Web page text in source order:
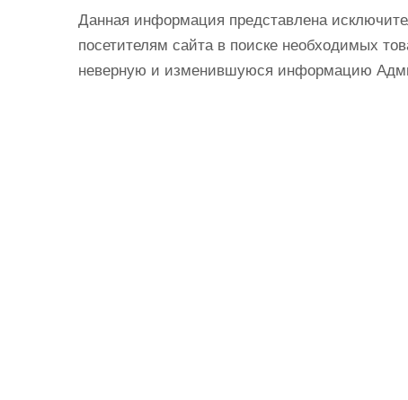
Данная информация представлена
посетителям сайта в поиске необходимых
неверную и изменившуюся информацию